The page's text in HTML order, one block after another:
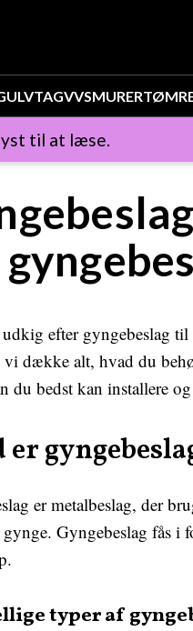
TAGVVSMURER
til at læse.
efter gyngebeslag
dække alt, hvad du
du bedst kan installere
er
er metalbeslag, der
Gyngebeslag fås i
typer af